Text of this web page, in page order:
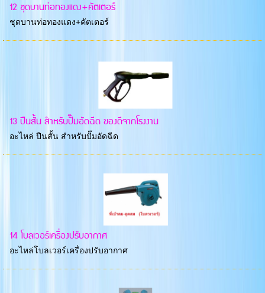
12 ชุดบานท่อทองแดง+คัตเตอร์
ชุดบานท่อทองแดง+คัตเตอร์
13 ปืนสั้น สำหรับปั๊มอัดฉีด ของดีจากโรงงาน
อะไหล่ ปืนสั้น สำหรับปั๊มอัดฉีด
14 โบลเวอร์เครื่องปรับอากาศ
อะไหล่โบลเวอร์เครื่องปรับอากาศ